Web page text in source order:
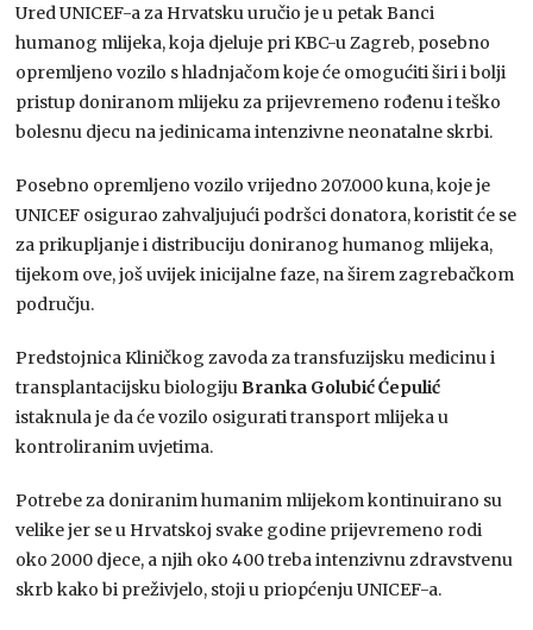
Ured UNICEF-a za Hrvatsku uručio je u petak Banci
humanog mlijeka, koja djeluje pri KBC-u Zagreb, posebno
opremljeno vozilo s hladnjačom koje će omogućiti širi i bolji
pristup doniranom mlijeku za prijevremeno rođenu i teško
bolesnu djecu na jedinicama intenzivne neonatalne skrbi.
Posebno opremljeno vozilo vrijedno 207.000 kuna, koje je
UNICEF osigurao zahvaljujući podršci donatora, koristit će se
za prikupljanje i distribuciju doniranog humanog mlijeka,
tijekom ove, još uvijek inicijalne faze, na širem zagrebačkom
području.
Predstojnica Kliničkog zavoda za transfuzijsku medicinu i
transplantacijsku biologijuBranka Golubić Ćepulić
istaknula je da će vozilo osigurati transport mlijeka u
kontroliranim uvjetima.
Potrebe za doniranim humanim mlijekom kontinuirano su
velike jer se u Hrvatskoj svake godine prijevremeno rodi
oko 2000 djece, a njih oko 400 treba intenzivnu zdravstvenu
skrb kako bi preživjelo, stoji u priopćenju UNICEF-a.